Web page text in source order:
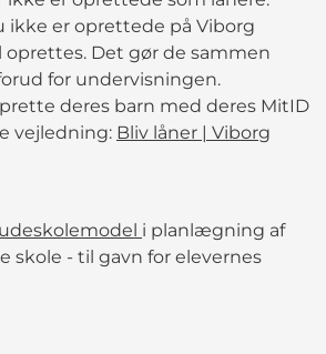
ikke er oprettede på Viborg
oprettes. Det gør de sammen
for undervisningen.
deres barn med deres MitID
vejledning: Bliv låner | Viborg
i planlægning af
skole - til gavn for elevernes